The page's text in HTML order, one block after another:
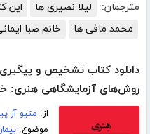
مترجمان: لیلا نصیری ها
این
محمد مافی ها
خانم صبا
دانلود کتاب تشخیص و
روش‌های آزمایشگاهی هنری:
از: متیو آر
موضوع: